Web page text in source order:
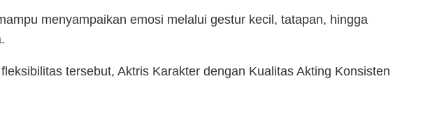
menyampaikan emosi melalui gestur kecil, tatapan, hingga
tersebut, Aktris Karakter dengan Kualitas Akting Konsisten